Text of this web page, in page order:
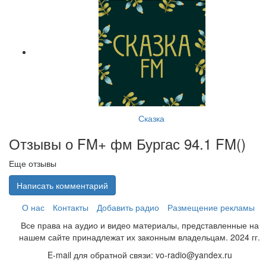
Сказка
Отзывы о FM+ фм Бургас 94.1 FM()
Еще отзывы
Написать комментарий
О нас
Контакты Добавить радио
Размещение рекламы
Все права на аудио и видео материалы, представленные на
нашем сайте принадлежат их законным владельцам. 2024 гг.
E-mail для обратной связи: vo-radio@yandex.ru